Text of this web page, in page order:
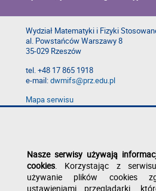
Wydział Matematyki i Fizyki
al. Powstańców Warszawy 8
35-029 Rzeszów
tel. +48 17 865 1918
e-mail:dwmifs@prz.edu.pl
Mapa serwisu
Deklaracja dostępności
Nasze serwisy używają
cookies. Korzystając z
używanie plików cookies
ustawieniami przeglądarki,